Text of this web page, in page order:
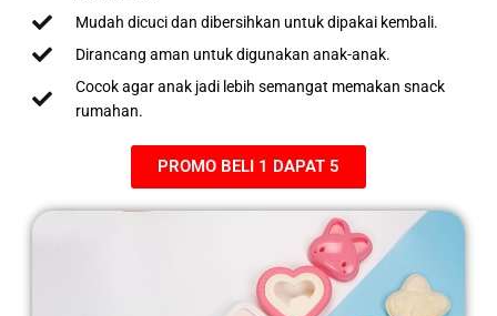
Mudah dicuci dan dibersihkan untuk dipakai kembali.
Dirancang aman untuk digunakan anak-anak.
Cocok agar anak jadi lebih semangat memakan snack
rumahan.
PROMO BELI 1 DAPAT 5